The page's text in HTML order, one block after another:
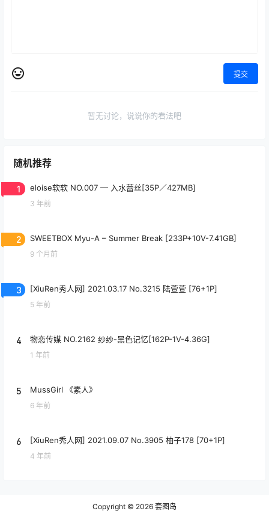
提交
暂无讨论，说说你的看法吧
随机推荐
1 eloise软软 NO.007 — 入水蕾丝[35P／427MB]
3 年前
2 SWEETBOX Myu-A – Summer Break [233P+10V-7.41GB]
9 个月前
3 [XiuRen秀人网] 2021.03.17 No.3215 陆萱萱 [76+1P]
5 年前
4 物恋传媒 NO.2162 纱纱-黑色记忆[162P-1V-4.36G]
1 年前
5 MussGirl 《素人》
6 年前
6 [XiuRen秀人网] 2021.09.07 No.3905 柚子178 [70+1P]
4 年前
Copyright © 2026 套图岛